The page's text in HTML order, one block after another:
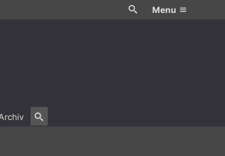
Menu